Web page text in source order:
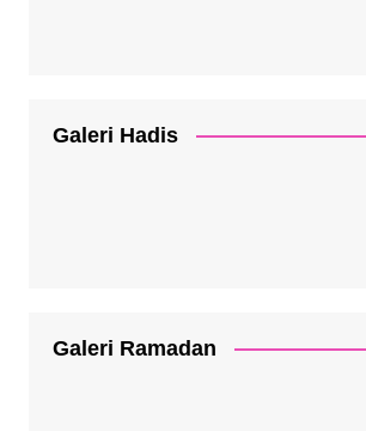
Galeri Hadis
Galeri Ramadan